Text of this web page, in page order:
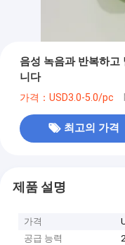
음성 녹음과 반복하고
니다
가격：USD3.0-5.0/pc
최고의 가격
제품 설명
가격
공급 능력